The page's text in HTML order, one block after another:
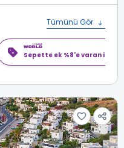
Tümünü Gör
Sepette ek %8'e varan